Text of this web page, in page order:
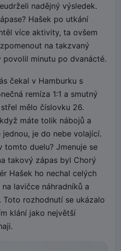
nadějný výsledek.
Hašek po utkání
více aktivity, ta ovšem
na takzvaný
minutu po dvanácté.
čekal v Hamburku s
remíza 1:1 a smutný
mělo číslovku 26.
máte tolik nábojů a
je do nebe volající.
tomto duelu? Jmenuje se
takový zápas byl Chorý
Hašek ho nechal celých
lavičce náhradníků a
Toto rozhodnutí se ukázalo
klání jako největší